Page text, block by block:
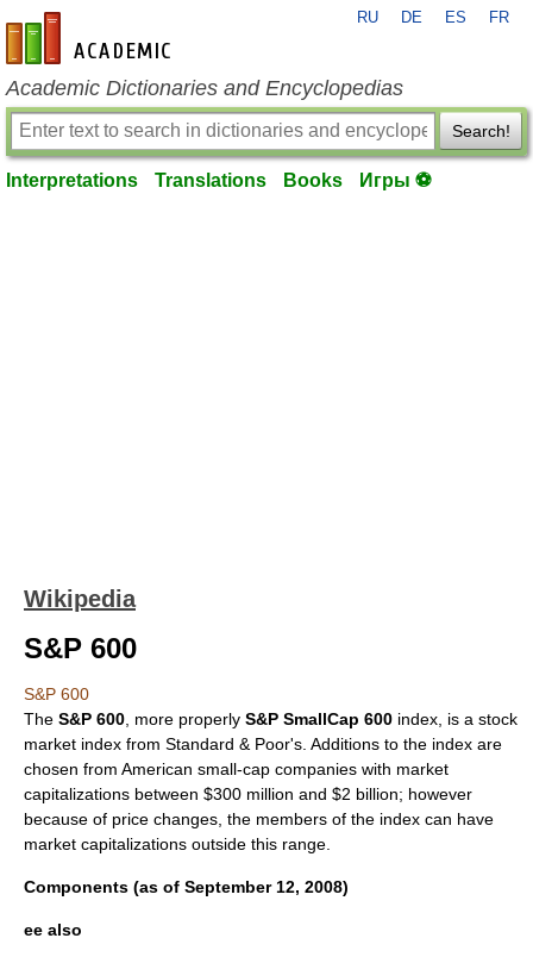
en-academic.com
RU DE ES FR
Academic Dictionaries and Encyclopedias
Search!
Interpretations Translations Books Игры ⚽
Wikipedia
S&P 600
S&P 600
The S&P 600 , more properly S&P SmallCap 600 index, is a stock
market index from Standard & Poor's . Additions to the index are
chosen from American small-cap companies with market
capitalizations between $300 million and $2 billion; however
because of price changes, the members of the index can have
market capitalizations outside this range.
Components (as of September 12, 2008)
ee also